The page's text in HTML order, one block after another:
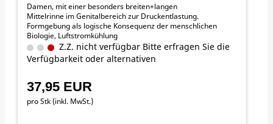
Damen, mit einer besonders breiten+langen
Mittelrinne im Genitalbereich zur Druckentlastung.
Formgebung als logische Konsequenz der menschlichen
Biologie, Luftstromkühlung
Z.Z. nicht verfügbar Bitte erfragen Sie die
Verfügbarkeit oder alternativen
37,95 EUR
pro Stk (inkl. MwSt.)